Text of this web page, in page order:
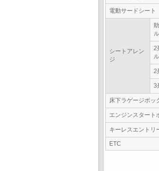
電動サードシート
シートアレン
ジ
2
2
3
床下ラゲージボッ
エンジンスタート
キーレスエントリ
ETC